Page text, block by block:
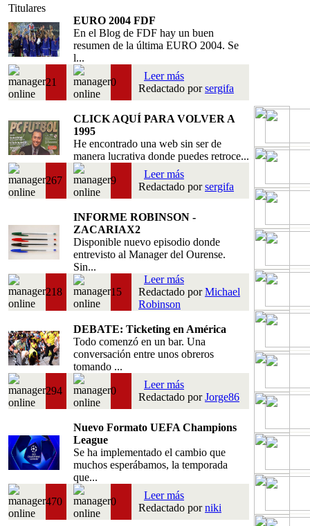
Titulares
EURO 2004 FDF
En el Blog de FDF hay un buen
resumen de la última EURO 2004. Se
l...
21 0
Leer más
Redactado porsergifa
CLICK AQUÍ PARA VOLVER A
1995
He encontrado una web sin ser de
manera lucrativa donde puedes retroce...
267 9
Leer más
Redactado porsergifa
INFORME ROBINSON -
ZACARIAX2
Disponible nuevo episodio donde
entrevisto al Manager del Ourense.
Sin...
218 15
Leer más
Redactado porMichael
Robinson
DEBATE: Ticketing en América
Todo comenzó en un bar. Una
conversación entre unos obreros
tomando ...
294 0
Leer más
Redactado porJorge86
Nuevo Formato UEFA Champions
League
Se ha implementado el cambio que
muchos esperábamos, la temporada
que...
470 0
Leer más
Redactado porniki